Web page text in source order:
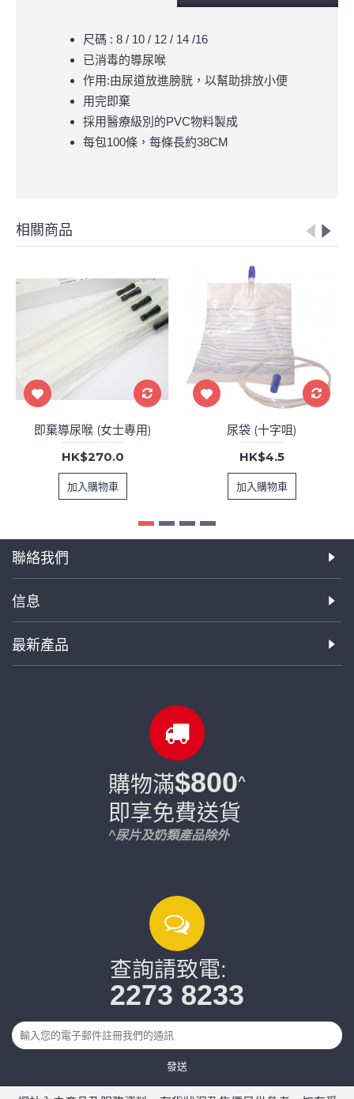
尺碼 : 8 / 10 / 12 / 14 /16
已消毒的導尿喉
作用:由尿道放進膀胱，以幫助排放小便
用完即棄
採用醫療級別的PVC物料製成
每包100條，每條長約38CM
相關商品
即棄導尿喉 (女士專用)
HK$270.0
加入購物車
尿袋 (十字咀)
HK$4.5
加入購物車
聯絡我們
信息
最新產品
購物滿$800^
即享免費送貨
^尿片及奶類產品除外
查詢請致電:
2273 8233
發送